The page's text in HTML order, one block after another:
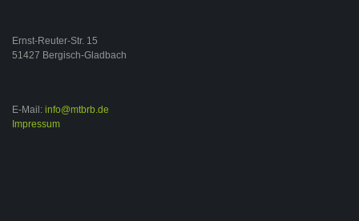
Ernst-Reuter-Str. 15
51427 Bergisch-Gladbach
E-Mail: info@mtbrb.de
Impressum